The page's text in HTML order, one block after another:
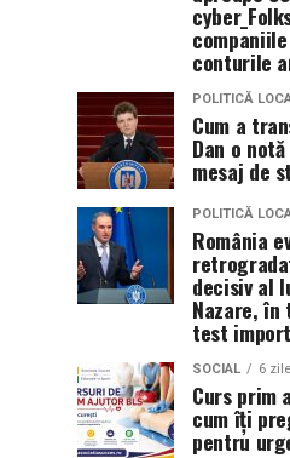
conturile
POLITICĂ
Cum a
Dan o
mesaj de
POLITICĂ
România
decisiv al
Nazare, în
test
SOCIAL 6
Curs prim
cum îți
pentru